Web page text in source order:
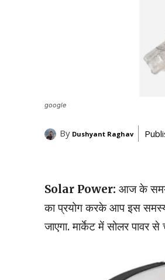
google
By Dushyant Raghav
Solar Power: आज के समय
का प्रयोग करके आप इस
जाएगा. मार्केट में सोलर